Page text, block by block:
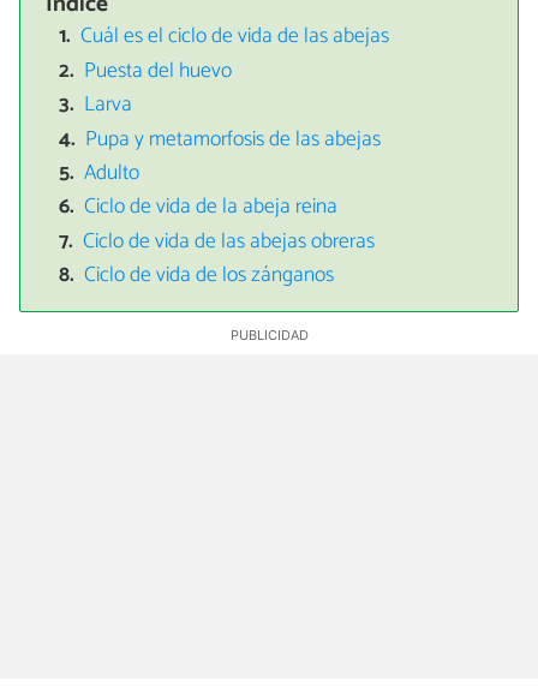
Cuál es el ciclo de vida de las abejas
Puesta del huevo
Larva
Pupa y metamorfosis de las abejas
Adulto
Ciclo de vida de la abeja reina
Ciclo de vida de las abejas obreras
Ciclo de vida de los zánganos